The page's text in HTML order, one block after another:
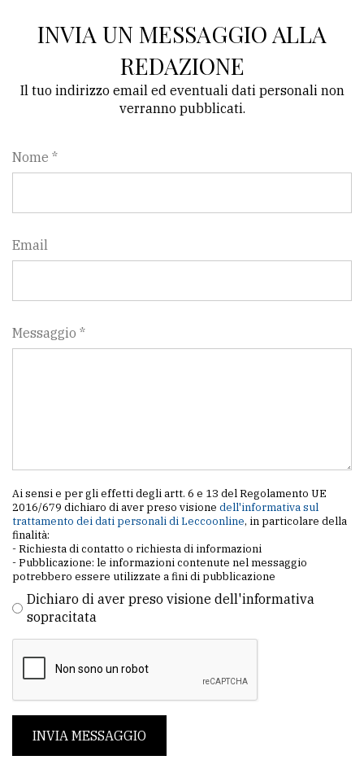
INVIA UN MESSAGGIO ALLA
REDAZIONE
Il tuo indirizzo email ed eventuali dati personali non
verranno pubblicati.
Nome *
Email
Messaggio *
Ai sensi e per gli effetti degli artt. 6 e 13 del Regolamento UE
2016/679 dichiaro di aver preso visione dell'informativa sul
trattamento dei dati personali di Leccoonline, in particolare della
finalità:
- Richiesta di contatto o richiesta di informazioni
- Pubblicazione: le informazioni contenute nel messaggio
potrebbero essere utilizzate a fini di pubblicazione
Dichiaro di aver preso visione dell'informativa
sopracitata
INVIA MESSAGGIO